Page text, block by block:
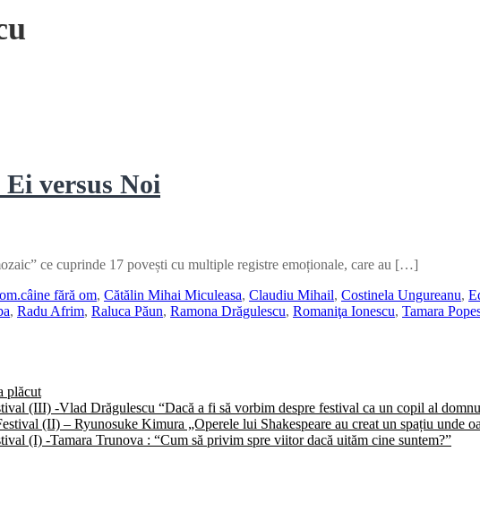
Ei versus Noi
ce cuprinde 17 povești cu multiple registre emoționale, care au […]
fără om, Cătălin Mihai Miculeasa, Claudiu Mihail, Costinela Ungureanu,
, Radu Afrim, Raluca Păun, Ramona Drăgulescu, Romaniţa Ionescu, Tamara
plăcut
(III) -Vlad Drăgulescu “Dacă a fi să vorbim despre festival ca un copil al
(II) – Ryunosuke Kimura „Operele lui Shakespeare au creat un spațiu unde
(I) -Tamara Trunova : “Cum să privim spre viitor dacă uităm cine suntem?”